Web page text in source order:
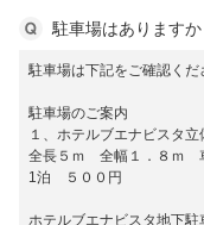
駐車場はありますか
駐車場は下記をご確認くだ
駐車場のご案内
１、ホテルブエナビスタ立
全長５ｍ 全幅１．８ｍ
1泊 ５００円
ホテルブエナビスタ地下駐